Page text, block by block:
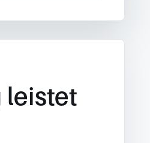
leistet